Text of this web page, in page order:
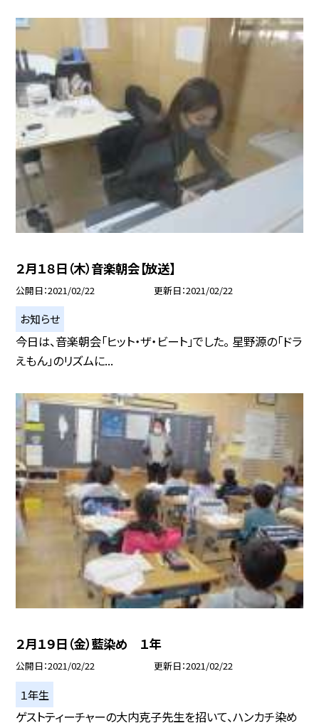
２月１８日（木）音楽朝会【放送】
公開日 2021/02/22 更新日 2021/02/22
お知らせ
今日は、音楽朝会「ヒット・ザ・ビート」でした。 星野源の「ドラ
えもん」のリズムに...
２月１９日（金）藍染め １年
公開日 2021/02/22 更新日 2021/02/22
１年生
ゲストティーチャーの大内克子先生を招いて、ハンカチ染め